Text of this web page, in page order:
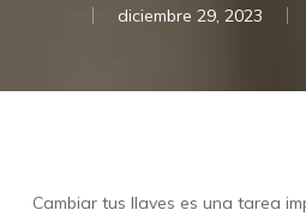
diciembre 29, 2023
Cambiar tus llaves es una tarea